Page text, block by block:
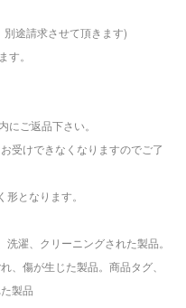
別途請求させて頂きます)
す。
にご返品下さい。
受けできなくなりますのでご了
となります。
洗濯、クリーニングされた製品。
、傷が生じた製品。 商品タグ、
製品